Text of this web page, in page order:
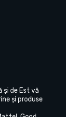
și de Est vă
și produse